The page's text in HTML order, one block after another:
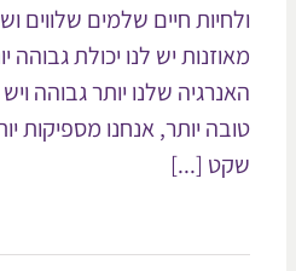
חיים שלמים שלווים ושמחים.
יש לנו יכולת גבוהה יותר
שלנו יותר גבוהה ויש לנו
יותר, אנחנו מספיקות יותר
[...]